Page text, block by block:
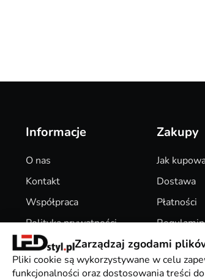
Informacje
O nas
Kontakt
Współpraca
Polityka prywatności
Pliki Cookies
Zakupy
Jak
Dostawa
Płatności
Regulamin
Zwroty
Zarządzaj zgodami
Pliki cookie są wykorzystywane w celu
funkcjonalności oraz dostosowania treści